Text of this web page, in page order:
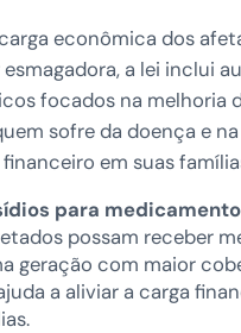
econômica dos
a lei inclui
focados na melhoria
sofre da doença e
em suas
para
possam receber
geração com maior
a aliviar a carga